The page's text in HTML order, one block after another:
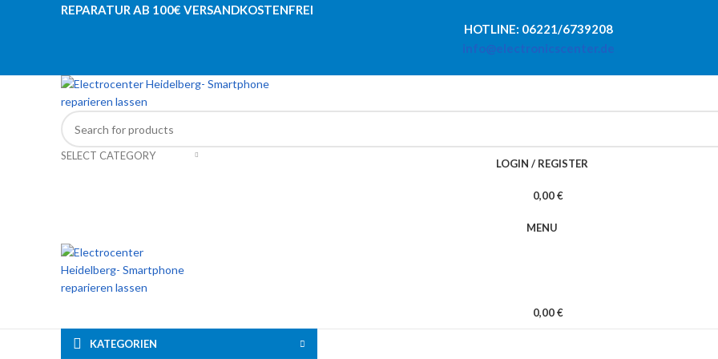
REPARATUR AB 100€ VERSANDKOSTENFREI
HOTLINE: 06221/6739208
info@electronicscenter.de
SELECT CATEGORY
LOGIN / REGISTER
0,00€
MENU
0,00€
KATEGORIEN